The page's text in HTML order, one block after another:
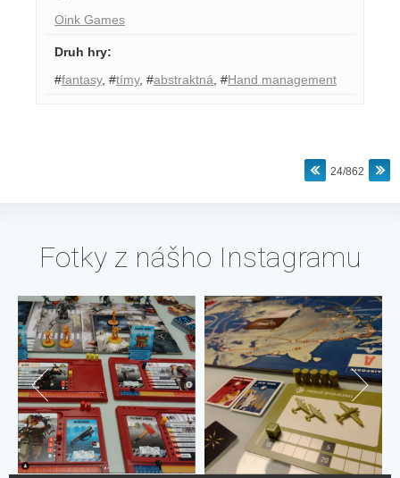
Oink Games
Druh hry:
#fantasy, #tímy, #abstraktná #Hand management
24/862
Fotky z nášho Instagramu